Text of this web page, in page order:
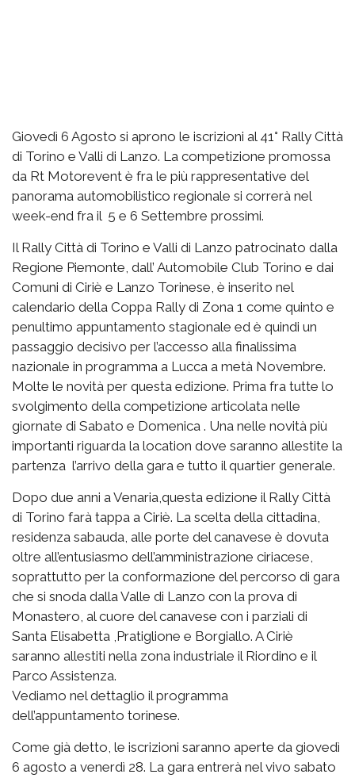
Giovedì 6 Agosto si aprono le iscrizioni al 41° Rally Città
di Torino e Valli di Lanzo. La competizione promossa
da Rt Motorevent è fra le più rappresentative del
panorama automobilistico regionale si correrà nel
week-end fra il 5 e 6 Settembre prossimi.
Il Rally Città di Torino e Valli di Lanzo patrocinato dalla
Regione Piemonte, dall’ Automobile Club Torino e dai
Comuni di Ciriè e Lanzo Torinese, è inserito nel
calendario della Coppa Rally di Zona 1 come quinto e
penultimo appuntamento stagionale ed è quindi un
passaggio decisivo per l’accesso alla finalissima
nazionale in programma a Lucca a metà Novembre.
Molte le novità per questa edizione. Prima fra tutte lo
svolgimento della competizione articolata nelle
giornate di Sabato e Domenica . Una nelle novità più
importanti riguarda la location dove saranno allestite la
partenza l’arrivo della gara e tutto il quartier generale.
Dopo due anni a Venaria,questa edizione il Rally Città
di Torino farà tappa a Ciriè. La scelta della cittadina,
residenza sabauda, alle porte del canavese è dovuta
oltre all’entusiasmo dell’amministrazione ciriacese,
soprattutto per la conformazione del percorso di gara
che si snoda dalla Valle di Lanzo con la prova di
Monastero, al cuore del canavese con i parziali di
Santa Elisabetta ,Pratiglione e Borgiallo. A Ciriè
saranno allestiti nella zona industriale il Riordino e il
Parco Assistenza.
Vediamo nel dettaglio il programma
dell’appuntamento torinese.
Come già detto, le iscrizioni saranno aperte da giovedì
6 agosto a venerdì 28. La gara entrerà nel vivo sabato